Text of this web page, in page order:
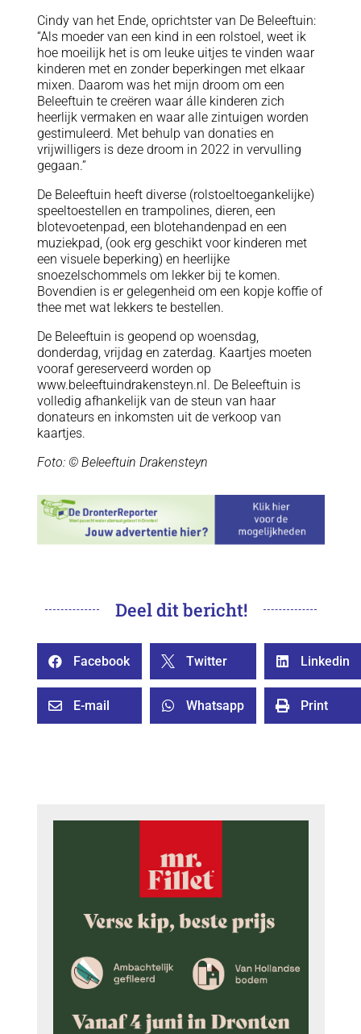
Cindy van het Ende, oprichtster van De Beleeftuin:
“Als moeder van een kind in een rolstoel, weet ik
hoe moeilijk het is om leuke uitjes te vinden waar
kinderen met en zonder beperkingen met elkaar
mixen. Daarom was het mijn droom om een
Beleeftuin te creëren waar álle kinderen zich
heerlijk vermaken en waar alle zintuigen worden
gestimuleerd. Met behulp van donaties en
vrijwilligers is deze droom in 2022 in vervulling
gegaan.”
De Beleeftuin heeft diverse (rolstoeltoegankelijke)
speeltoestellen en trampolines, dieren, een
blotevoetenpad, een blotehandenpad en een
muziekpad, (ook erg geschikt voor kinderen met
een visuele beperking) en heerlijke
snoezelschommels om lekker bij te komen.
Bovendien is er gelegenheid om een kopje koffie of
thee met wat lekkers te bestellen.
De Beleeftuin is geopend op woensdag,
donderdag, vrijdag en zaterdag. Kaartjes moeten
vooraf gereserveerd worden op
www.beleeftuindrakensteyn.nl. De Beleeftuin is
volledig afhankelijk van de steun van haar
donateurs en inkomsten uit de verkoop van
kaartjes.
Foto: © Beleeftuin Drakensteyn
Deel dit bericht!
 Facebook  Twitter  Linkedin
 E-mail  Whatsapp  Print